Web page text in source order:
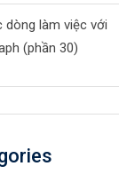
dòng làm việc với
(phần 30)